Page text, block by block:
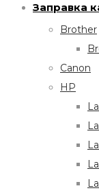
Заправка
Brother
Canon
HP